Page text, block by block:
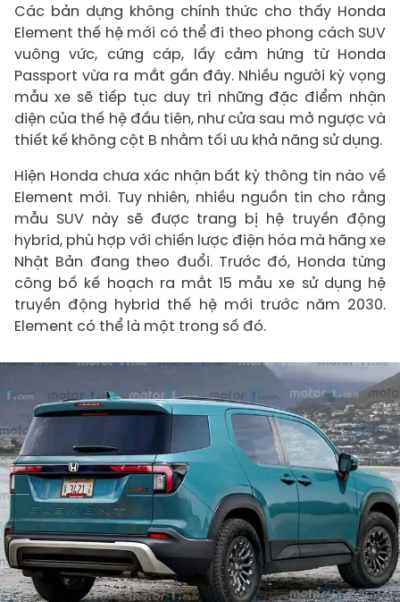
Các bản dựng không chính thức cho thấy Honda
Element thế hệ mới có thể đi theo phong cách SUV
vuông vức, cứng cáp, lấy cảm hứng từ Honda
Passport vừa ra mắt gần đây. Nhiều người kỳ vọng
mẫu xe sẽ tiếp tục duy trì những đặc điểm nhận
diện của thế hệ đầu tiên, như cửa sau mở ngược và
thiết kế không cột B nhằm tối ưu khả năng sử dụng.
Hiện Honda chưa xác nhận bất kỳ thông tin nào về
Element mới. Tuy nhiên, nhiều nguồn tin cho rằng
mẫu SUV này sẽ được trang bị hệ truyền động
hybrid, phù hợp với chiến lược điện hóa mà hãng xe
Nhật Bản đang theo đuổi. Trước đó, Honda từng
công bố kế hoạch ra mắt 15 mẫu xe sử dụng hệ
truyền động hybrid thế hệ mới trước năm 2030.
Element có thể là một trong số đó.